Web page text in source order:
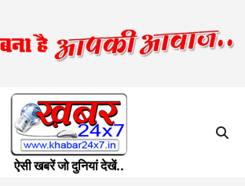
ऐसी खबरें जो दुनियां देखें..